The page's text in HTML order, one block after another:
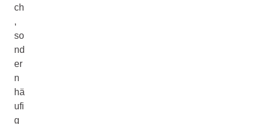
ch
,
so
nd
er
n
hä
ufi
g